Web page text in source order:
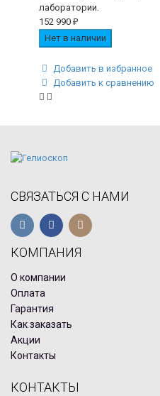
лаборатории.
152 990 ₽
Нет в наличии
Добавить в избранное
Добавить к сравнению
СВЯЗАТЬСЯ С НАМИ
КОМПАНИЯ
О компании
Оплата
Гарантия
Как заказать
Акции
Контакты
КОНТАКТЫ